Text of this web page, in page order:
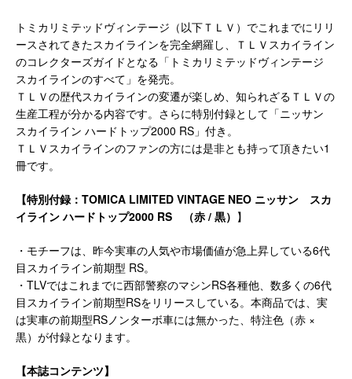
トミカリミテッドヴィンテージ（以下ＴＬＶ）でこれまでにリリ
ースされてきたスカイラインを完全網羅し、ＴＬＶスカイライン
のコレクターズガイドとなる「トミカリミテッドヴィンテージ
スカイラインのすべて」を発売。
ＴＬＶの歴代スカイラインの変遷が楽しめ、知られざるＴＬＶの
生産工程が分かる内容です。さらに特別付録として「ニッサン
スカイライン ハードトップ2000 RS」付き。
ＴＬＶスカイラインのファンの方には是非とも持って頂きたい1
冊です。
【特別付録：TOMICA LIMITED VINTAGE NEO ニッサン スカ
イライン ハードトップ2000 RS
（赤 / 黒） 】
・モチーフは、昨今実車の人気や市場価値が急上昇している6代
目スカイライン前期型 RS。
・TLVではこれまでに西部警察のマシンRS各種他、数多くの6代
目スカイライン前期型RSをリリースしている。本商品では、実
は実車の前期型RSノンターボ車には無かった、特注色（赤 ×
黒）が付録となります。
【本誌コンテンツ】